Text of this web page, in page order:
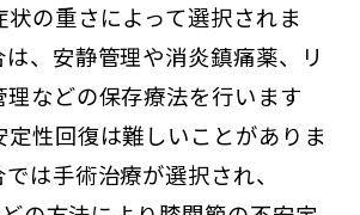
の重さによって選択されま
、安静管理や消炎鎮痛薬、リ
などの保存療法を行います
定性回復は難しいことがありま
は手術治療が選択され、